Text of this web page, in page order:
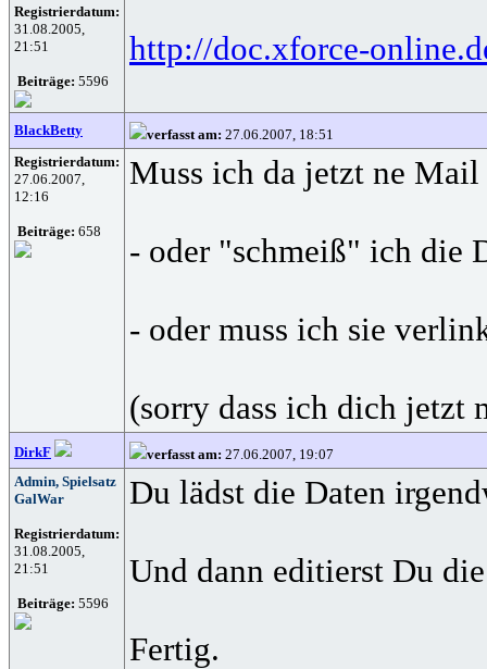
Registrierdatum:
31.08.2005,
21:51
Beiträge: 5596
http://doc.xforce-
BlackBetty verfasst am: 27.06.2007, 18:51
Registrierdatum:
27.06.2007,
12:16
Beiträge: 658
Muss ich da jetzt ne Mail
- oder "schmeiß" ich die
- oder muss ich sie
(sorry dass ich dich jetzt
DirkF verfasst am: 27.06.2007, 19:07
Admin, Spielsatz
GalWar
Registrierdatum:
31.08.2005,
21:51
Beiträge: 5596
Du lädst die Daten
Und dann editierst Du
Fertig.